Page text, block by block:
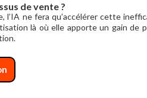
de vente ?
l’IA ne fera qu’accélérer cette
là où elle apporte un gain de